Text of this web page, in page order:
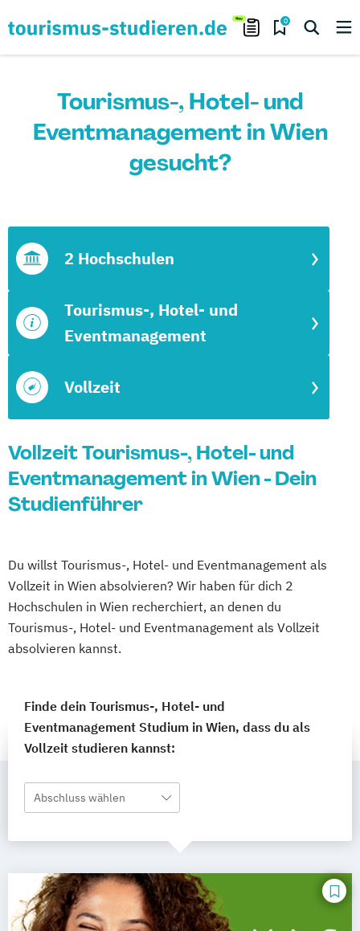
0
Tourismus-, Hotel- und
Eventmanagement in Wien
gesucht?
Vollzeit
Tourismus-, Hotel- und
Eventmanagement
2 Hochschulen
Vollzeit Tourismus-, Hotel- und
Eventmanagement in Wien - Dein
Studienführer
Du willst Tourismus-, Hotel- und Eventmanagement als
Vollzeit in Wien absolvieren? Wir haben für dich 2
Hochschulen in Wien recherchiert, an denen du
Tourismus-, Hotel- und Eventmanagement als Vollzeit
absolvieren kannst.
Finde dein Tourismus-, Hotel- und
Eventmanagement Studium in Wien, dass du als
Vollzeit studieren kannst:
Abschluss wählen